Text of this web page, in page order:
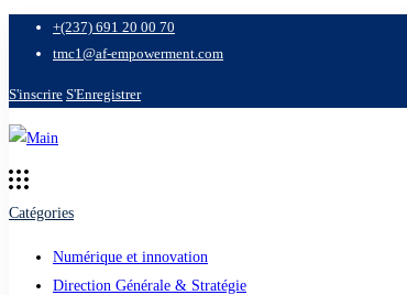
+(237) 691 20 00 70
tmc1@af-empowerment.com
S'inscrire S'Enregistrer
Catégories
Numérique et innovation
Direction Générale & Stratégie